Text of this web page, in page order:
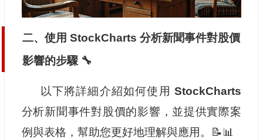
二、使用 StockCharts 分析新聞事件對股價
影響的步驟 🔧
以下將詳細介紹如何使用 StockCharts
分析新聞事件對股價的影響，並提供實際案
例與表格，幫助您更好地理解與應用。📝📊